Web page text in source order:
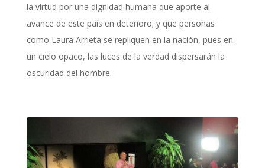
la virtud por una dignidad humana que aporte al
avance de este país en deterioro; y que personas
como Laura Arrieta se repliquen en la nación, pues en
un cielo opaco, las luces de la verdad dispersarán la
oscuridad del hombre.